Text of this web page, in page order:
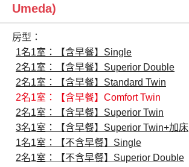
創造旅遊
Umeda)
房型：
1名1室：【含早餐】Single
2名1室：【含早餐】Superior Double
2名1室：【含早餐】Standard Twin
2名1室：【含早餐】Comfort Twin
2名1室：【含早餐】Superior Twin
3名1室：【含早餐】Superior Twin+加床
1名1室：【不含早餐】Single
2名1室：【不含早餐】Superior Double